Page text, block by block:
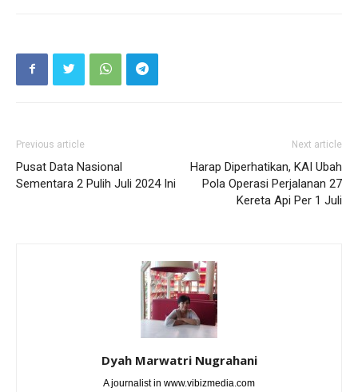
Previous article
Pusat Data Nasional
Sementara 2 Pulih Juli 2024 Ini
Next article
Harap Diperhatikan, KAI Ubah
Pola Operasi Perjalanan 27
Kereta Api Per 1 Juli
Dyah Marwatri Nugrahani
A journalist in www.vibizmedia.com